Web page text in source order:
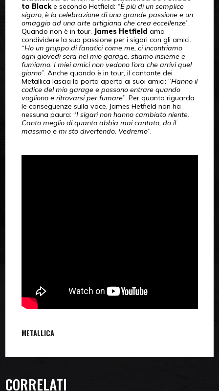
to Blacke secondo Hetfield: “È più di un semplice
sigaro, è la celebrazione di una grande passione e un
omaggio ad una arte artigiana che crea eccellenze”.
Quando non è in tour, James Hetfield ama
condividere la sua passione per i sigari con gli amici.
“Ho un gruppo di fanatici come me, ci incontriamo
ogni giovedì sera nel mio garage, stiamo insieme e
fumiamo. I miei amici non vedono l’ora che arrivi quel
giorno”. Anche quando è in tour, il cantante dei
Metallica lascia la porta aperta ai suoi amici: “Hanno il
codice del mio garage e possono entrare quando
vogliono e ritrovarsi per fumare”. Per quanto riguarda
le conseguenze sulla voce, James Hetfield non ha
nessuna paura: “I sigari non hanno cambiato niente.
Canto meglio di quanto abbia mai cantato, do il
massimo e mi sto divertendo. Vedremo”.
METALLICA
CORRELATI